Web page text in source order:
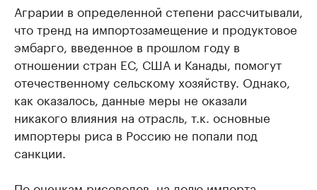
Аграрии в определенной степени рассчитывали,
что тренд на импортозамещение и продуктовое
эмбарго, введенное в прошлом году в
отношении стран ЕС, США и Канады, помогут
отечественному сельскому хозяйству. Однако,
как оказалось, данные меры не оказали
никакого влияния на отрасль, т.к. основные
импортеры риса в Россию не попали под
санкции.